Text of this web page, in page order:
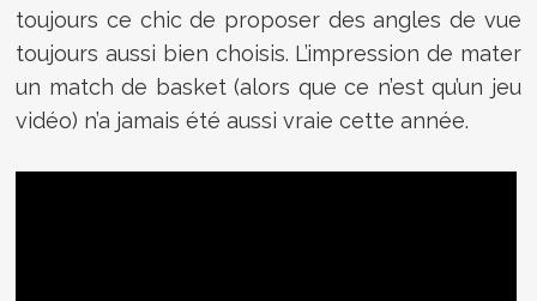
toujours ce chic de proposer des angles de vue
toujours aussi bien choisis. L’impression de mater
un match de basket (alors que ce n’est qu’un jeu
vidéo) n’a jamais été aussi vraie cette année.